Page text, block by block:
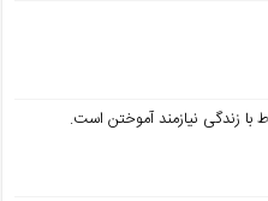
با زندگی نیازمند آموختن است.